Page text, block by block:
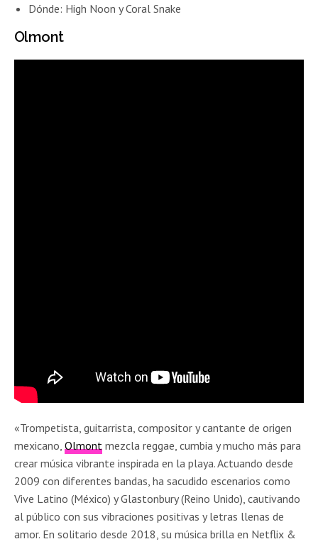
Dónde: High Noon y Coral Snake
Olmont
«Trompetista, guitarrista, compositor y cantante de origen
mexicano,Olmont mezcla reggae, cumbia y mucho más para
crear música vibrante inspirada en la playa. Actuando desde
2009 con diferentes bandas, ha sacudido escenarios como
Vive Latino (México) y Glastonbury (Reino Unido), cautivando
al público con sus vibraciones positivas y letras llenas de
amor. En solitario desde 2018, su música brilla en Netflix &